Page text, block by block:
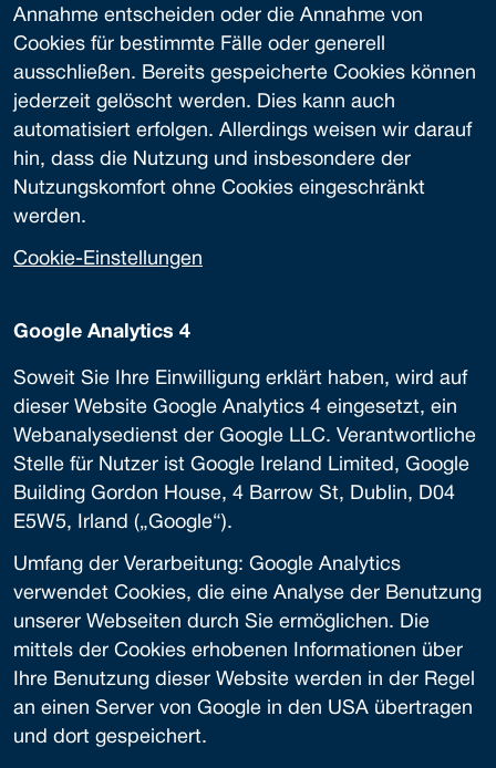
Annahme entscheiden oder die Annahme von
Cookies für bestimmte Fälle oder generell
ausschließen. Bereits gespeicherte Cookies können
jederzeit gelöscht werden. Dies kann auch
automatisiert erfolgen. Allerdings weisen wir darauf
hin, dass die Nutzung und insbesondere der
Nutzungskomfort ohne Cookies eingeschränkt
werden.
Cookie-Einstellungen
Google Analytics 4
Soweit Sie Ihre Einwilligung erklärt haben, wird auf
dieser Website Google Analytics 4 eingesetzt, ein
Webanalysedienst der Google LLC. Verantwortliche
Stelle für Nutzer ist Google Ireland Limited, Google
Building Gordon House, 4 Barrow St, Dublin, D04
E5W5, Irland („Google“).
Umfang der Verarbeitung: Google Analytics
verwendet Cookies, die eine Analyse der Benutzung
unserer Webseiten durch Sie ermöglichen. Die
mittels der Cookies erhobenen Informationen über
Ihre Benutzung dieser Website werden in der Regel
an einen Server von Google in den USA übertragen
und dort gespeichert.